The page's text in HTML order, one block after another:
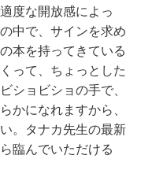
度な開放感によっ
中で、サインを求め
本を持ってきている
って、ちょっとした
ショビショの手で、
かになれますから、
。タナカ先生の最新
臨んでいただける